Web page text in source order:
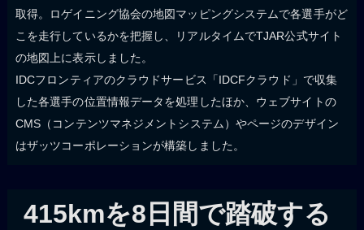
取得。ロゲイニング協会の地図マッピングシステムで各選手がど
こを走行しているかを把握し、リアルタイムでTJAR公式サイト
の地図上に表示しました。
IDCフロンティアのクラウドサービス「IDCFクラウド」で収集
した各選手の位置情報データを処理したほか、ウェブサイトの
CMS（コンテンツマネジメントシステム）やページのデザイン
はザッツコーポレーションが構築しました。
415kmを8日間で踏破する